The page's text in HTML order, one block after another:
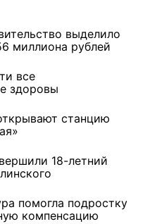
выделило
миллиона рублей
все
здоровы
станцию
18-летний
помогла подростку
компенсацию